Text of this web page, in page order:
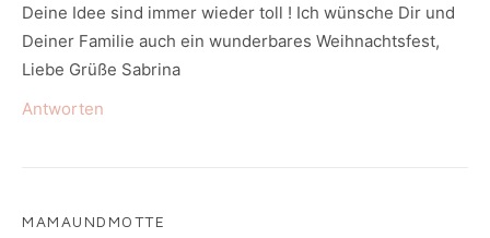
Deine Idee sind immer wieder toll ! Ich wünsche Dir und
Deiner Familie auch ein wunderbares Weihnachtsfest,
Liebe Grüße Sabrina
Antworten
MAMAUNDMOTTE